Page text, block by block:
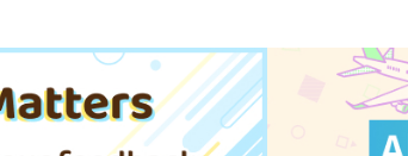
好きって言ってよ。下
続く道を君と
だらけきった白熊